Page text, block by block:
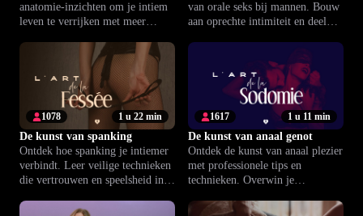
anatomie-inzichten om je intiem
leven te verrijken met meer
van orale seks bij mannen. Bouw
aan oprechte intimiteit en deel
1 u 22 min
1078
De kunst van spanking
Ontdek hoe spanking je intiemer
verbindt. Leer veilige technieken
die vertrouwen en speelsheid in je
1 u 11 min
1617
De kunst van anaal genot
Ontdek de kunst van anaal plezier
met professionele tips en
technieken. Overwin je
hoogtepunten.